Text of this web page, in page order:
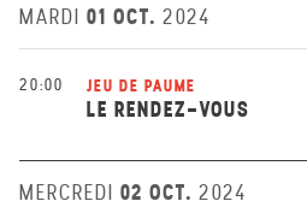
MARDI 01 OCT. 2024
20:00 JEU DE PAUME
LE RENDEZ-VOUS
MERCREDI 02 OCT. 2024